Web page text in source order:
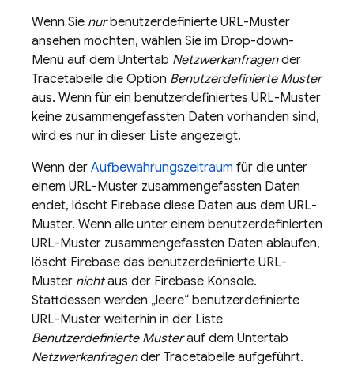
Wenn Sie nurbenutzerdefinierte URL-Muster
ansehen möchten, wählen Sie im Drop-down-
Menü auf dem Untertab Netzwerkanfragender
Tracetabelle die Option Benutzerdefinierte Muster
aus. Wenn für ein benutzerdefiniertes URL-Muster
keine zusammengefassten Daten vorhanden sind,
wird es nur in dieser Liste angezeigt.
Wenn der Aufbewahrungszeitraum für die unter
einem URL-Muster zusammengefassten Daten
endet, löscht Firebase diese Daten aus dem URL-
Muster. Wenn alle unter einem benutzerdefinierten
URL-Muster zusammengefassten Daten ablaufen,
löscht Firebase das benutzerdefinierte URL-
Muster nichtaus der Firebase Konsole.
Stattdessen werden „leere“ benutzerdefinierte
URL-Muster weiterhin in der Liste
Benutzerdefinierte Musterauf dem Untertab
Netzwerkanfragender Tracetabelle aufgeführt.